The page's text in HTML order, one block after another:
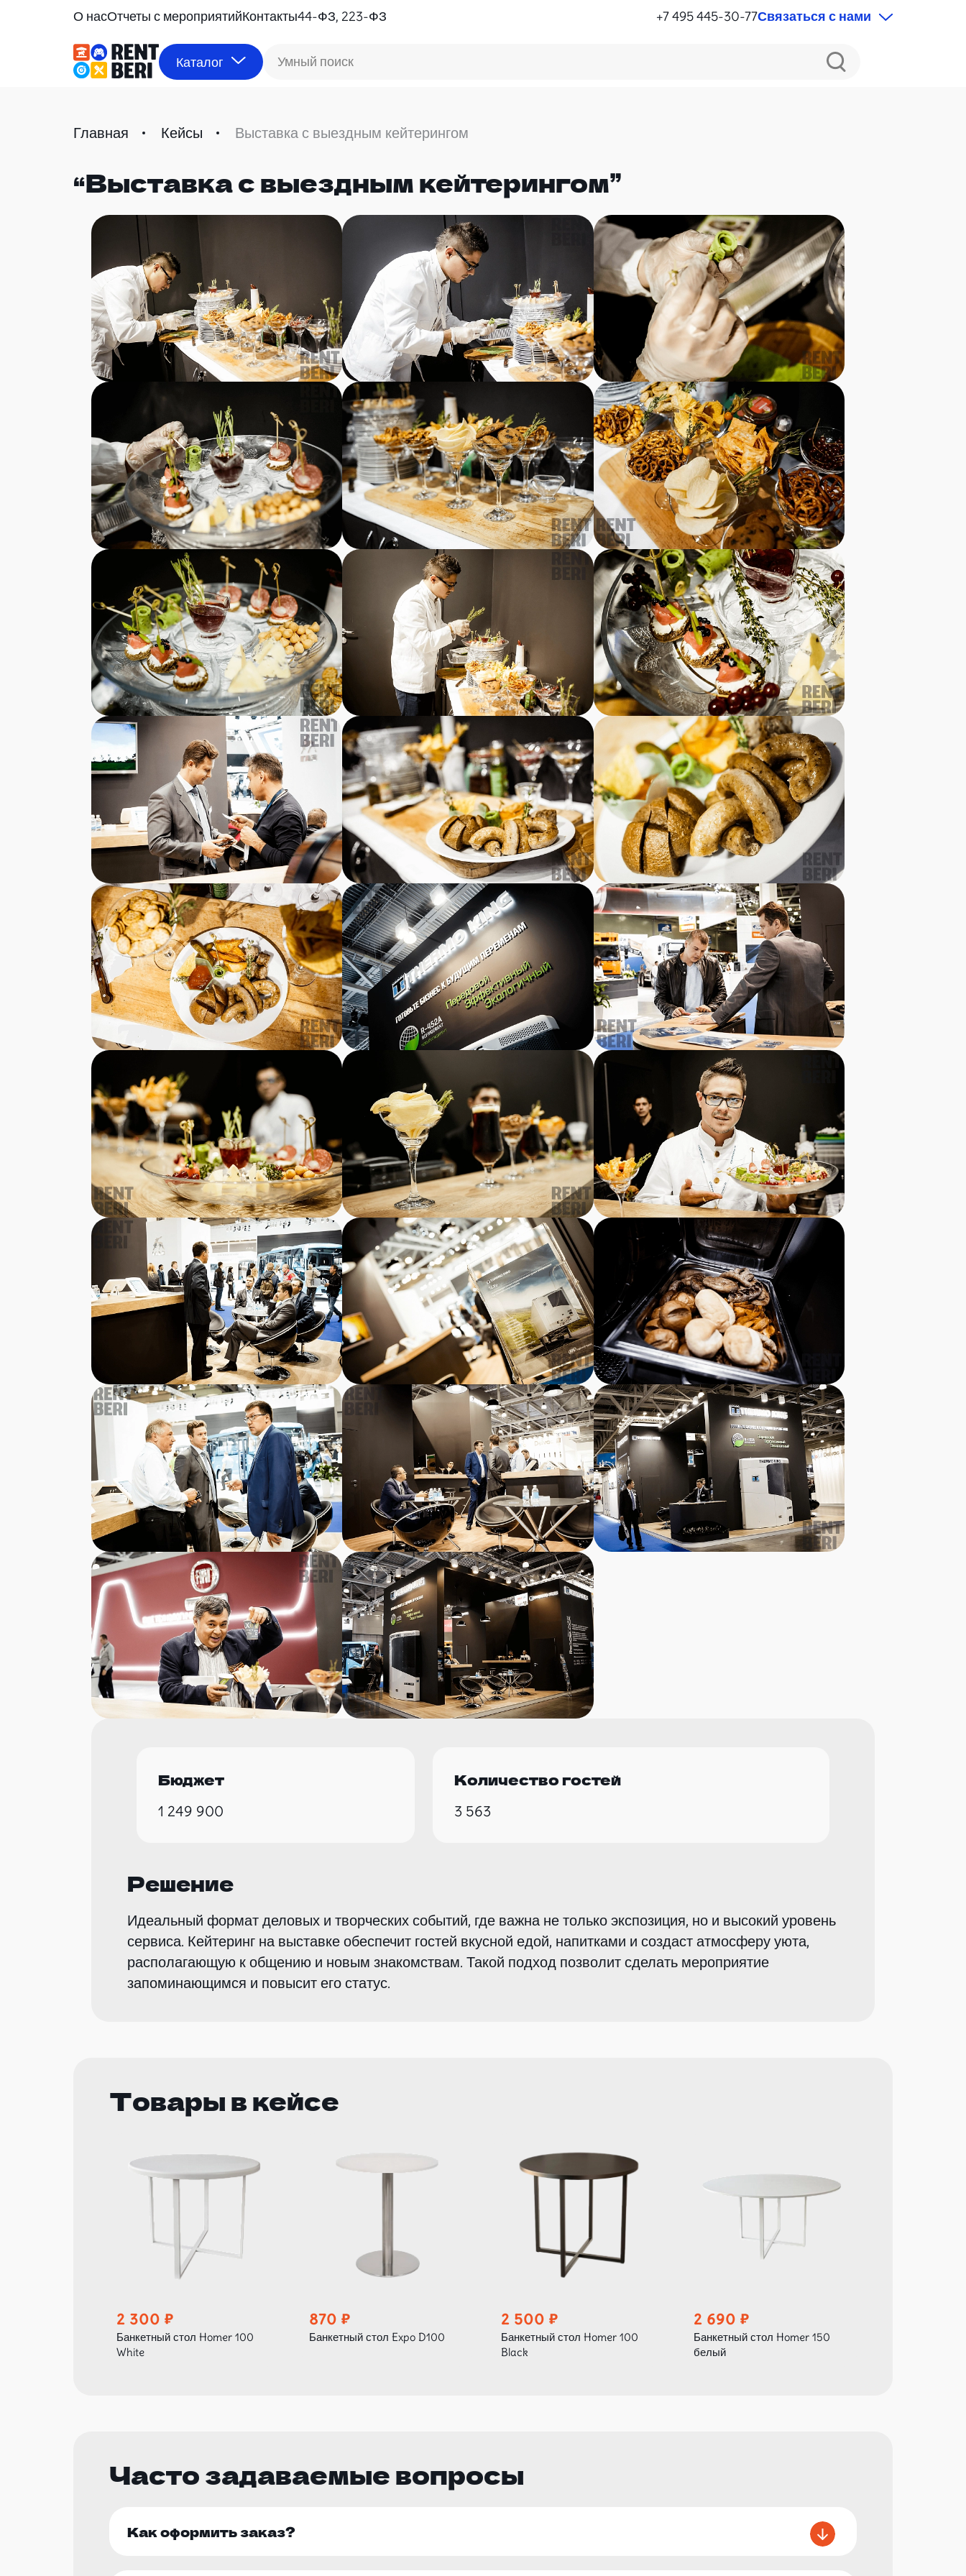
О насОтчеты с мероприятийКонтакты44-ФЗ, 223-ФЗ +7 495 445-30-77Связаться с нами
Каталог Умный поиск
Главная Кейсы Выставка с выездным кейтерингом
“Выставка с выездным кейтерингом”
Бюджет
1 249 900
Количество гостей
3 563
Решение
Идеальный формат деловых и творческих событий, где важна не только экспозиция, но и высокий уровень
сервиса. Кейтеринг на выставке обеспечит гостей вкусной едой, напитками и создаст атмосферу уюта,
располагающую к общению и новым знакомствам. Такой подход позволит сделать мероприятие
запоминающимся и повысит его статус.
Товары в кейсе
2 300
Банкетный стол Homer 100
White
870
Банкетный стол Expo D100
2 500
Банкетный стол Homer 100
Black
2 690
Банкетный стол Homer 150
белый
Часто задаваемые вопросы
Как оформить заказ?